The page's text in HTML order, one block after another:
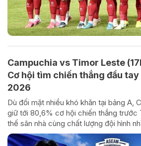
Campuchia vs Timor Leste
Cơ hội tìm chiến thắng đầu tay
2026
Dù đối mặt nhiều khó khăn tại bảng A,
giữ tới 80,6% cơ hội chiến thắng trước
thế sân nhà cùng chất lượng đội hình